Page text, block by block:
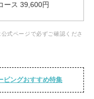
ース 39,600円
式ページで必ずご確認くださ
ビングおすすめ特集